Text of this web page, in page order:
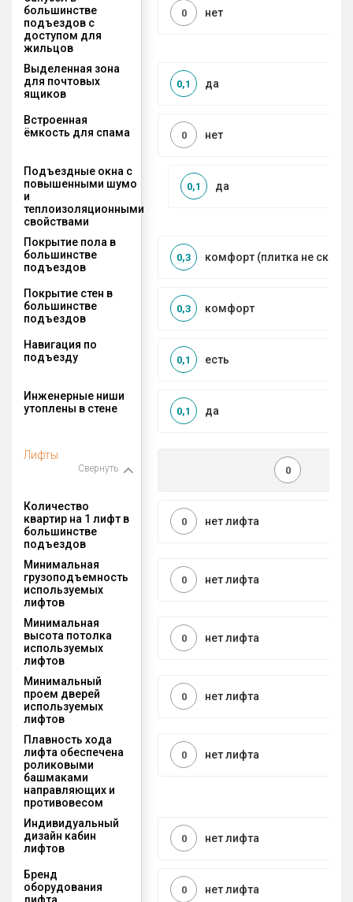
большинстве
подъездов с
доступом для
жильцов
нет
0
Выделенная зона
для почтовых
ящиков
да
0,1
Встроенная
ёмкость для спама
нет
0
Подъездные окна с
повышенными шумо
и
теплоизоляционными
свойствами
да
0,1
Покрытие пола в
большинстве
подъездов
комфорт (плитка не
0,3
Покрытие стен в
большинстве
подъездов
комфорт
0,3
Навигация по
подъезду
есть
0,1
Инженерные ниши
утоплены в стене
да
0,1
Лифты
Свернуть 0
Количество
квартир на 1 лифт в
большинстве
подъездов
нет лифта
0
Минимальная
грузоподъемность
используемых
лифтов
нет лифта
0
Минимальная
высота потолка
используемых
лифтов
нет лифта
0
Минимальный
проем дверей
используемых
лифтов
нет лифта
0
Плавность хода
лифта обеспечена
роликовыми
башмаками
направляющих и
противовесом
нет лифта
0
Индивидуальный
дизайн кабин
лифтов
нет лифта
0
Бренд
оборудования
лифта
нет лифта
0